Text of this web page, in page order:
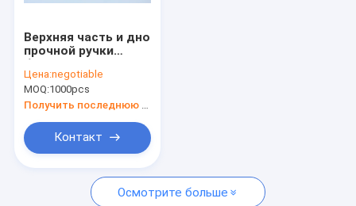
Верхняя часть и дно
прочной ручки
искусства картона
темно-синей
сильная
Цена:negotiable
MOQ:1000pcs
Контакт
Осмотрите больше